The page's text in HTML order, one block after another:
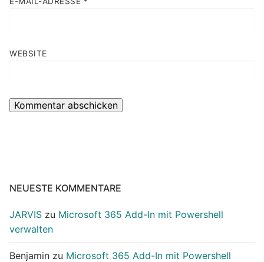
WEBSITE
NEUESTE KOMMENTARE
JARVIS zu Microsoft 365 Add-In mit Powershell
verwalten
Benjamin zu Microsoft 365 Add-In mit Powershell